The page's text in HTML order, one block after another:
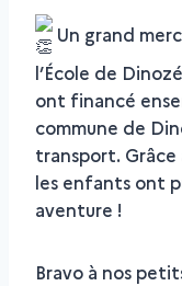
Un grand
l’École de
ont financé
commune de
transport.
les enfants ont
aventure !
Bravo à nos